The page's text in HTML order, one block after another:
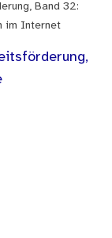
Band 32:
im Internet